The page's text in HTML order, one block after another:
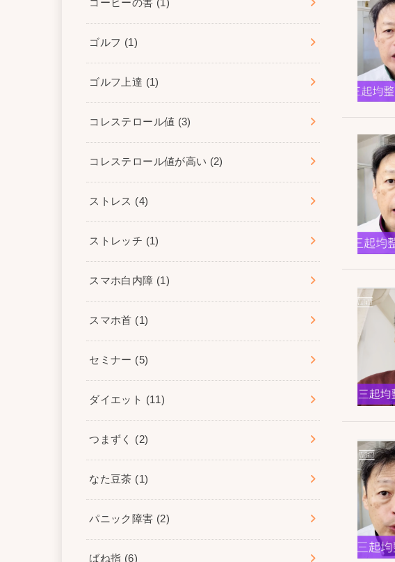
コーヒーの害 (1)
ゴルフ (1)
ゴルフ上達 (1)
コレステロール値 (3)
コレステロール値が高い (2)
ストレス (4)
ストレッチ (1)
スマホ白内障 (1)
スマホ首 (1)
セミナー (5)
ダイエット (11)
つまずく (2)
なた豆茶 (1)
パニック障害 (2)
ばね指 (6)